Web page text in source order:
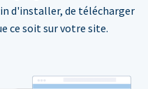
d'installer, de télécharger
ce soit sur votre site.